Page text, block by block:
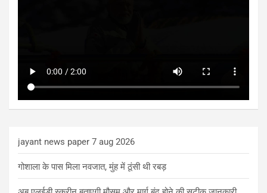
jayant news paper 7 aug 2026
गोशाला के पास मिला नवजात, मुंह में ठूंसी थी रबड़